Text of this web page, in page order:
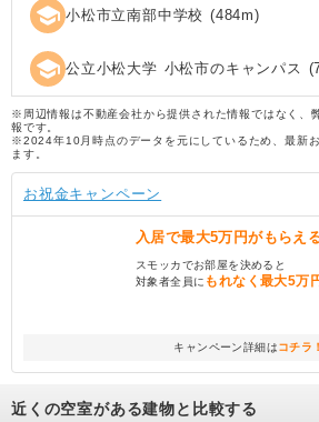
school 小松市立南部中学校 (484m)
school 公立小松大学 小松市のキャンパス (
※周辺情報は不動産会社から提供された情報ではなく、
報です。
※2024年10月時点のデータを元にしているため、最新
ます。
お祝金キャンペーン
入居で最大5万円がもらえ
スモッカでお部屋を決めると
対象者全員に もれなく最大5万
キャンペーン詳細はコチラ！
近くの空室がある建物と比較する